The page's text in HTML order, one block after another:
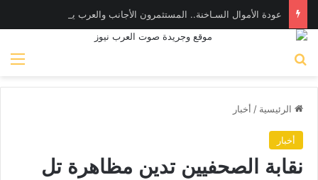
الرئيسية / أخبار
أخبار
نقابة الصحفيين تدين مظاهرة تل